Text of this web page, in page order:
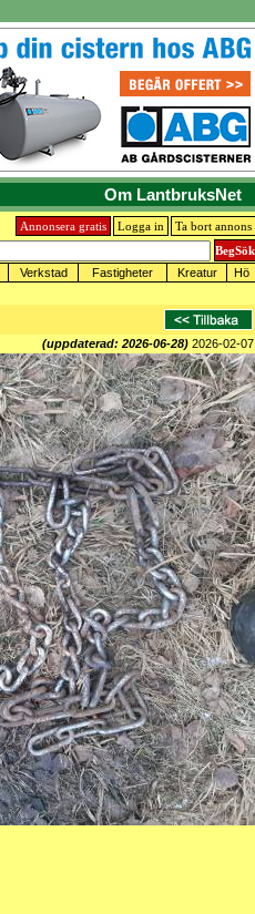
Om LantbruksNet
Annonsera gratis Logga in Ta bort annons
Verkstad Fastigheter Kreatur Hö
(uppdaterad: 2026-06-28) 2026-02-07